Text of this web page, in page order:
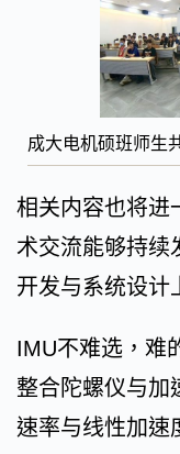
成大电机硕班师生
相关内容也将进
术交流能够持续
开发与系统设计
IMU不难选，难
整合陀螺仪与加
速率与线性加速